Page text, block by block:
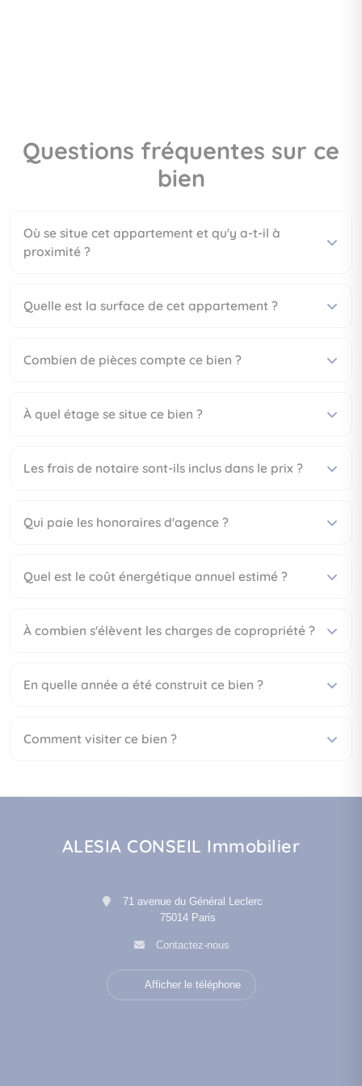
Questions fréquentes sur ce
bien
Où se situe cet appartement et qu'y a-t-il à
proximité ?
Quelle est la surface de cet appartement ?
Combien de pièces compte ce bien ?
À quel étage se situe ce bien ?
Les frais de notaire sont-ils inclus dans le prix ?
Qui paie les honoraires d'agence ?
Quel est le coût énergétique annuel estimé ?
À combien s'élèvent les charges de copropriété ?
En quelle année a été construit ce bien ?
Comment visiter ce bien ?
ALESIA CONSEIL Immobilier
71 avenue du Général Leclerc
75014 Paris
Contactez-nous
Afficher le téléphone